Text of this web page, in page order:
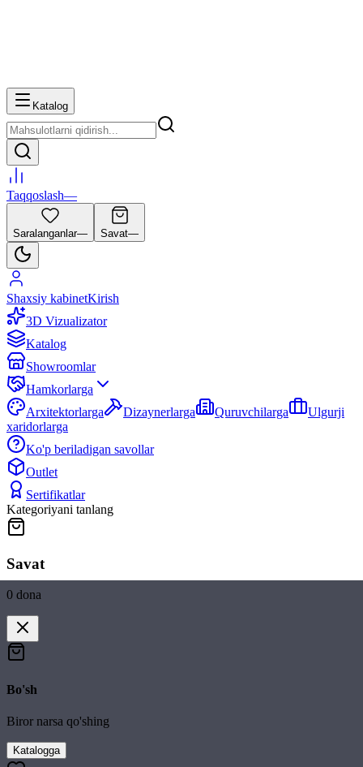
Katalog
Taqqoslash—
Saralanganlar— Savat—
Shaxsiy kabinetKirish
3D Vizualizator
Katalog
Showroomlar
Hamkorlarga
Arxitektorlarga
Dizaynerlarga Quruvchilarga
Ulgurji
xaridorlarga
Ko'p beriladigan savollar
Outlet
Sertifikatlar
Kategoriyani tanlang
Savat
0 dona
Bo'sh
Biror narsa qo'shing
Katalogga